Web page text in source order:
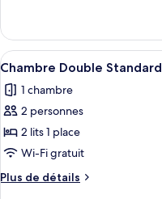
Chambre
Simple
le
type
de
Chambre
Simple
Afficher
toutes
les
photos
pour
ce
type
de
4
Chambre Double Standard
1 chambre
2 personnes
2 lits 1 place
Wi-Fi gratuit
Plus de détails
Plus